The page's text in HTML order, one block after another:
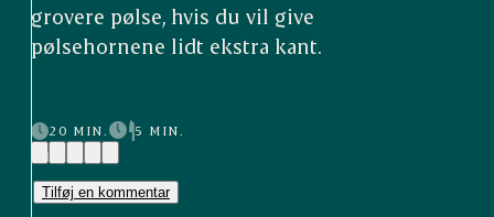
grovere pølse, hvis du vil give
pølsehornene lidt ekstra kant.
20 MIN.
5 MIN.
(12)
Tilføj en kommentar